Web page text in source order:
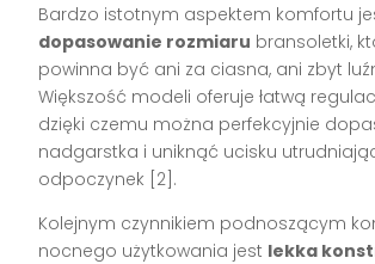
Bardzo istotnym aspektem komfortu
dopasowanie rozmiaru bransoletki,
powinna być ani za ciasna, ani zbyt
Większość modeli oferuje łatwą
dzięki czemu można perfekcyjnie
nadgarstka i uniknąć ucisku
odpoczynek [2] .
Kolejnym czynnikiem podnoszącym
nocnego użytkowania jest lekka